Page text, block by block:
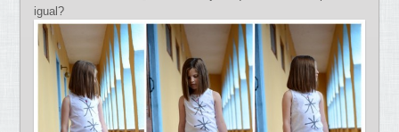
igual?